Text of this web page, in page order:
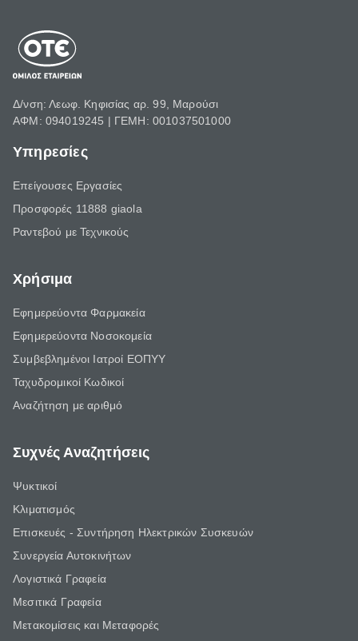
Δ/νση: Λεωφ. Κηφισίας αρ. 99, Μαρούσι
ΑΦΜ: 094019245 | ΓΕΜΗ: 001037501000
Υπηρεσίες
Επείγουσες Εργασίες
Προσφορές 11888 giaola
Ραντεβού με Τεχνικούς
Χρήσιμα
Εφημερεύοντα Φαρμακεία
Εφημερεύοντα Νοσοκομεία
Συμβεβλημένοι Ιατροί ΕΟΠΥΥ
Ταχυδρομικοί Κωδικοί
Αναζήτηση με αριθμό
Συχνές Αναζητήσεις
Ψυκτικοί
Κλιματισμός
Επισκευές - Συντήρηση Ηλεκτρικών Συσκευών
Συνεργεία Αυτοκινήτων
Λογιστικά Γραφεία
Μεσιτικά Γραφεία
Μετακομίσεις και Μεταφορές